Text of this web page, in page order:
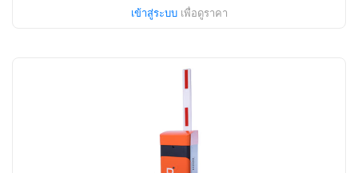
เข้าสู่ระบบเพื่อดูราคา